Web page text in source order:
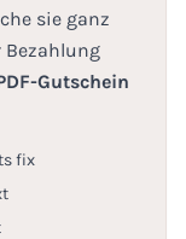
sie ganz
Gutschein
fix